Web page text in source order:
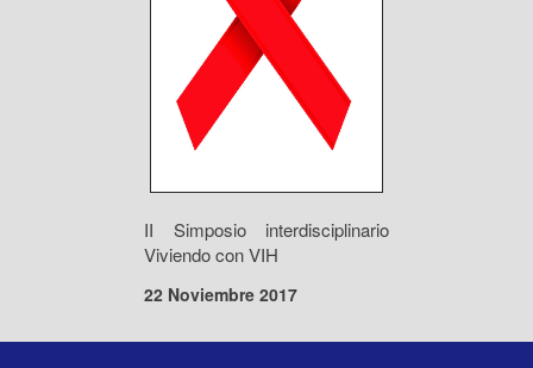
II Simposio interdisciplinario
Viviendo con VIH
22 Noviembre 2017